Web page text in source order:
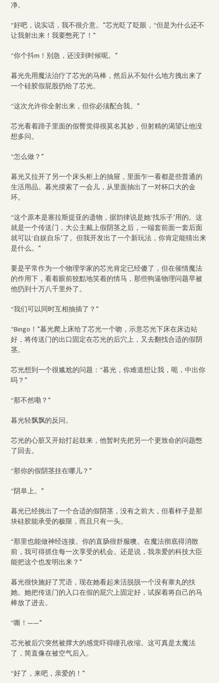
净。
“好吧，说实话，我不很介意。”芯光眨了眨眼，“但是为什么还不
让我射出来！我要憋死了！”
“你个抖m！别急，还没到时候呢。”
暮光先用魔法治疗了芯光的马棒，然后从不知什么地方拽出来了
一个硅胶假屁股扔给了芯光。
“这次允许你全射出来，但你必须配合我。”
芯光看着蹄子里面的假臀觉得很莫名其妙，但射精的渴望让他没
想多问。
“怎么做？”
暮光又拉开了另一个床头柜上的抽屉，里面乍一看都是些普通的
生活用品。暮光摸索了一会儿，从里面抽出了一对杯口大的金
环。
“这个原本是塞拉斯提亚的遗物，据韵律说是她‘找乐子’用的。这
就是一个传送门，大公主戴上假阴茎之后，一端套前面一套后面
就可以‘自娱自乐’了。但我开发出了一个新玩法，你肯定能猜出来
是什么。”
要是平常作为一个物理学家的芯光肯定已经傻了，但在催情魔法
的作用下，看着眼前狡黠地笑着的情马，那些狗逼物理问题早被
他扔到十万八千里外了。
“我们可以同时互相抽插了？”
“Bingo！”暮光爬上床给了芯光一个吻，示意芯光下床在床边站
好，将传送门的出口固定在芯光的后穴上，又去翻找合适的假阴
茎。
芯光想到一个很尴尬的问题：“暮光，你难道想让我，呃，中出你
吗？”
“那不然嘞？”
暮光轻飘飘的反问。
芯光的心脏又开始打起鼓来，他暂时先把另一个更致命的问题憋
了回去。
“那你的假阴茎挂在哪儿？”
“阴阜上。”
暮光已经挑出了一个合适的假阴茎，没有之前大，但看样子是那
块硅胶能承受的极限，而且只有一头。
“那里也能做神经连接。你的直肠很舒服噢。在魔法彻底得消散
前，我可得抓住每一次享受的机会。还是说，我亲爱的科技大臣
能把这个也发明出来？”
暮光很快施好了咒语，现在她看起来活脱脱一个没有睾丸的扶
她。她把传送门的入口在假的屁穴上固定好，试探着将自己的马
棒放了进去。
“嘶！——”
芯光被后穴突然被撑大的感觉吓得瞳孔收缩。这可真是太魔法
了，简直像在被空气后入。
“好了，来吧，亲爱的！”